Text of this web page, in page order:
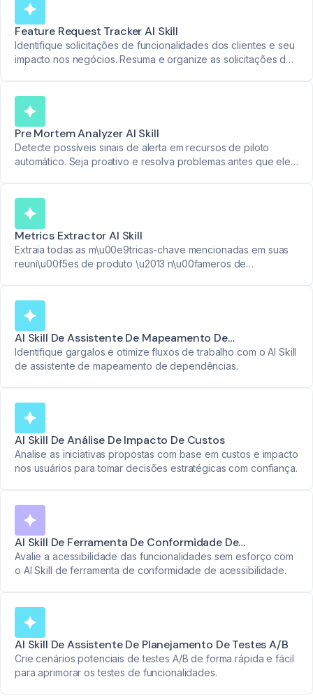
Feature Request Tracker AI Skill
Identifique solicitações de funcionalidades dos clientes e seu
impacto nos negócios. Resuma e organize as solicitações de
Pre Mortem Analyzer AI Skill
Detecte possíveis sinais de alerta em recursos de piloto
automático. Seja proativo e resolva problemas antes que eles
Metrics Extractor AI Skill
Extraia todas as m\u00e9tricas-chave mencionadas em suas
reuni\u00f5es de produto \u2013 n\u00fameros de
AI Skill De Assistente De Mapeamento De
Dependências
Identifique gargalos e otimize fluxos de trabalho com o AI Skill
de assistente de mapeamento de dependências.
AI Skill De Análise De Impacto De Custos
Analise as iniciativas propostas com base em custos e impacto
nos usuários para tomar decisões estratégicas com confiança.
AI Skill De Ferramenta De Conformidade De
Acessibilidade
Avalie a acessibilidade das funcionalidades sem esforço com
o AI Skill de ferramenta de conformidade de acessibilidade.
AI Skill De Assistente De Planejamento De Testes A/B
Crie cenários potenciais de testes A/B de forma rápida e fácil
para aprimorar os testes de funcionalidades.